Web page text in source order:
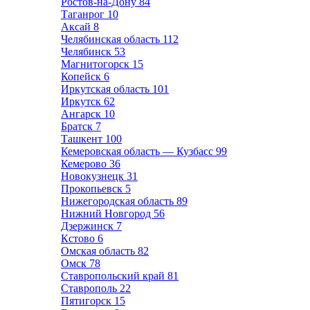
Таганрог 10
Аксай 8
Челябинская область 112
Челябинск 53
Магнитогорск 15
Копейск 6
Иркутская область 101
Иркутск 62
Ангарск 10
Братск 7
Ташкент 100
Кемеровская область — Кузбасс 99
Кемерово 36
Новокузнецк 31
Прокопьевск 5
Нижегородская область 89
Нижний Новгород 56
Дзержинск 7
Кстово 6
Омская область 82
Омск 78
Ставропольский край 81
Ставрополь 22
Пятигорск 15